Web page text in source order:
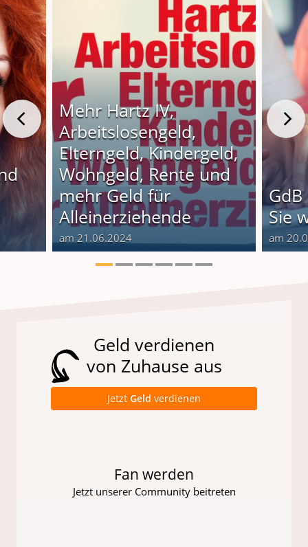
Mehr Hartz IV,
Arbeitslosengeld,
Elterngeld, Kindergeld,
Wohngeld, Rente und
mehr Geld für
Alleinerziehende
am 21.06.2024
Sie
am
Geld verdienen
von Zuhause aus
Jetzt Geld verdienen
Fan werden
Jetzt unserer Community beitreten